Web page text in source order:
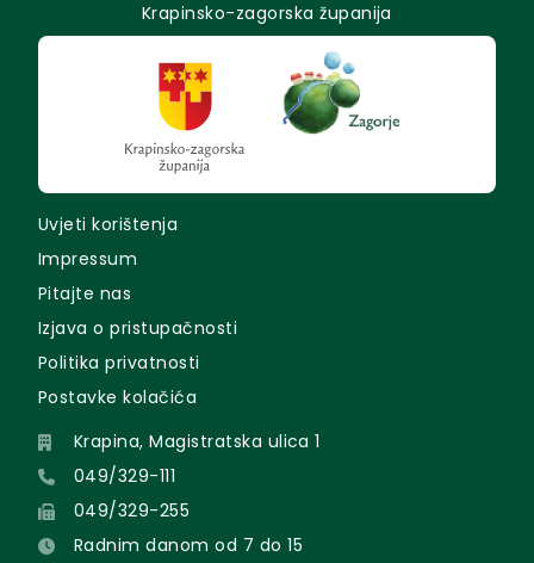
Krapinsko-zagorska županija
Uvjeti korištenja
Impressum
Pitajte nas
Izjava o pristupačnosti
Politika privatnosti
Postavke kolačića
Krapina, Magistratska ulica 1
049/329-111
049/329-255
Radnim danom od 7 do 15